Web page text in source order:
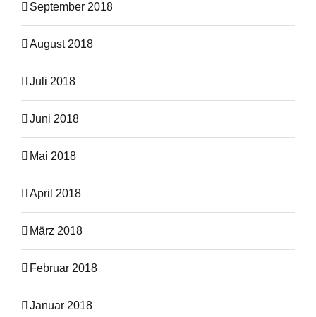
September 2018
August 2018
Juli 2018
Juni 2018
Mai 2018
April 2018
März 2018
Februar 2018
Januar 2018